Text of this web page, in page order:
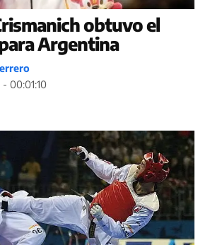
obtuvo el
Argentina
- 00:01:10